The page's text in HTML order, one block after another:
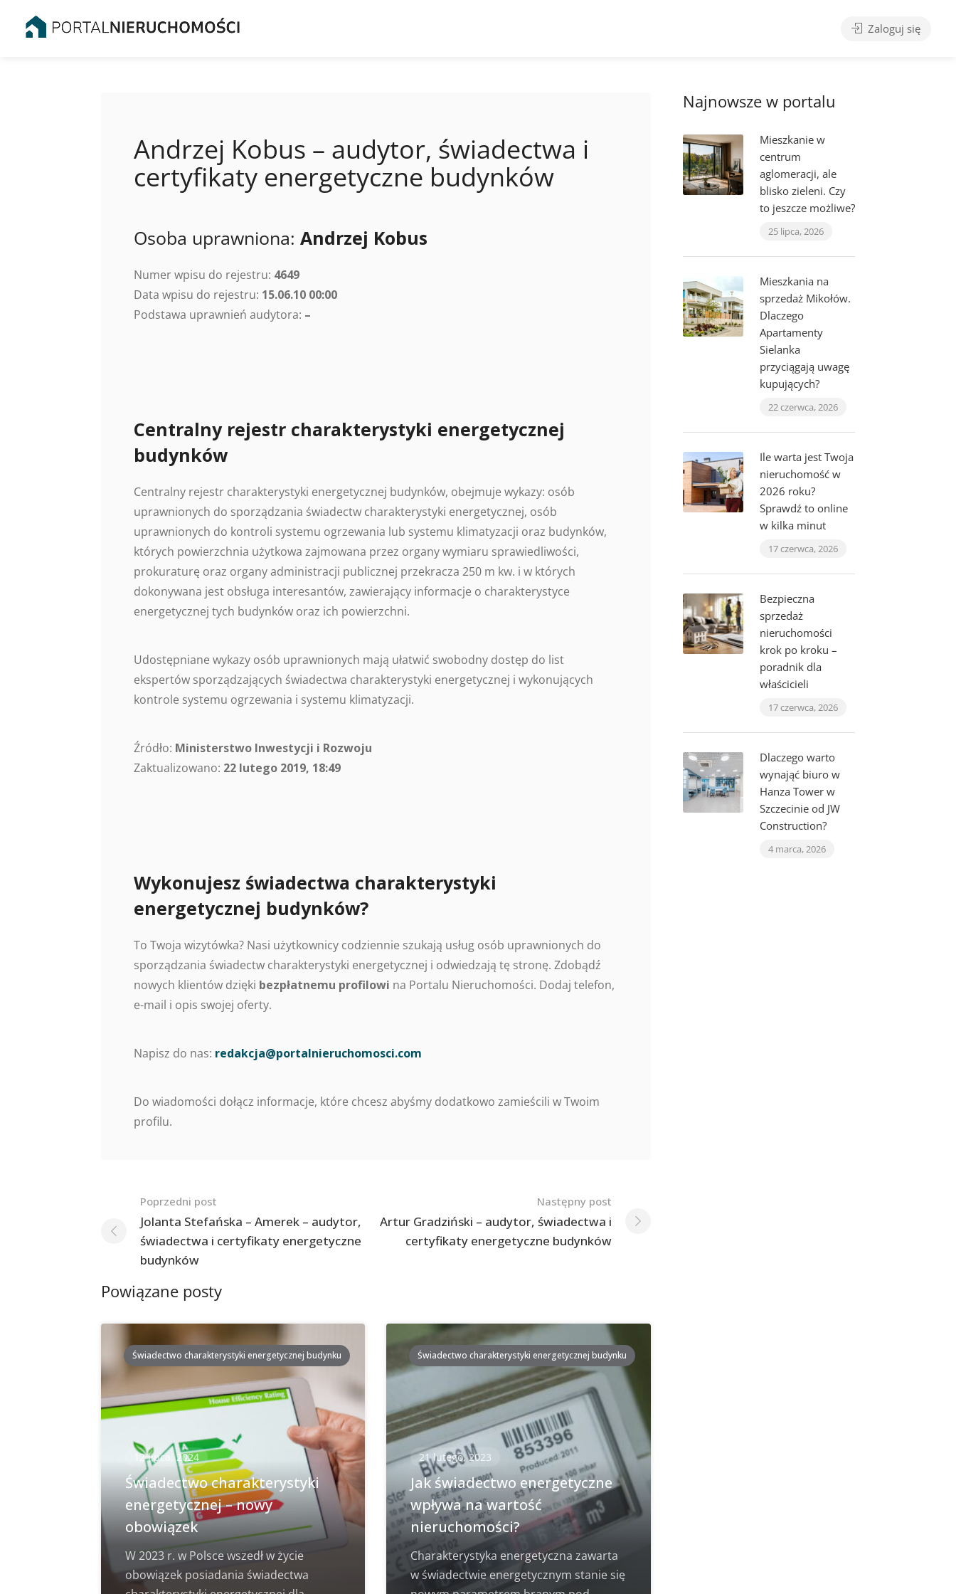
Zaloguj się
Andrzej Kobus – audytor, świadectwa i
certyfikaty energetyczne budynków
Osoba uprawniona: Andrzej Kobus
Numer wpisu do rejestru: 4649
Data wpisu do rejestru: 15.06.10 00:00
Podstawa uprawnień audytora: –
Centralny rejestr charakterystyki energetycznej
budynków
Centralny rejestr charakterystyki energetycznej budynków, obejmuje wykazy: osób
uprawnionych do sporządzania świadectw charakterystyki energetycznej, osób
uprawnionych do kontroli systemu ogrzewania lub systemu klimatyzacji oraz budynków,
których powierzchnia użytkowa zajmowana przez organy wymiaru sprawiedliwości,
prokuraturę oraz organy administracji publicznej przekracza 250 m kw. i w których
dokonywana jest obsługa interesantów, zawierający informacje o charakterystyce
energetycznej tych budynków oraz ich powierzchni.
Udostępniane wykazy osób uprawnionych mają ułatwić swobodny dostęp do list
ekspertów sporządzających świadectwa charakterystyki energetycznej i wykonujących
kontrole systemu ogrzewania i systemu klimatyzacji.
Źródło: Ministerstwo Inwestycji i Rozwoju
Zaktualizowano: 22 lutego 2019, 18:49
Wykonujesz świadectwa charakterystyki
energetycznej budynków?
To Twoja wizytówka? Nasi użytkownicy codziennie szukają usług osób uprawnionych do
sporządzania świadectw charakterystyki energetycznej i odwiedzają tę stronę. Zdobądź
nowych klientów dzięki bezpłatnemu profilowi na Portalu Nieruchomości. Dodaj telefon,
e-mail i opis swojej oferty.
Napisz do nas: redakcja@portalnieruchomosci.com
Do wiadomości dołącz informacje, które chcesz abyśmy dodatkowo zamieścili w Twoim
profilu.
Nawigacja
po
postach
Poprzedni post
Jolanta Stefańska – Amerek – audytor,
świadectwa i certyfikaty energetyczne
budynków
Następny post
Artur Gradziński – audytor, świadectwa i
certyfikaty energetyczne budynków
Powiązane posty
Świadectwo charakterystyki energetycznej budynku
12 lipca, 2024
Świadectwo charakterystyki
energetycznej – nowy
obowiązek
W 2023 r. w Polsce wszedł w życie
obowiązek posiadania świadectwa
Świadectwo charakterystyki energetycznej budynku
21 lutego, 2023
Jak świadectwo energetyczne
wpływa na wartość
nieruchomości?
Charakterystyka energetyczna zawarta
w świadectwie energetycznym stanie się
Najnowsze w portalu
Mieszkanie w
centrum
aglomeracji, ale
blisko zieleni. Czy
to jeszcze możliwe?
25 lipca, 2026
Mieszkania na
sprzedaż Mikołów.
Dlaczego
Apartamenty
Sielanka
przyciągają uwagę
kupujących?
22 czerwca, 2026
Ile warta jest Twoja
nieruchomość w
2026 roku?
Sprawdź to online
w kilka minut
17 czerwca, 2026
Bezpieczna
sprzedaż
nieruchomości
krok po kroku –
poradnik dla
właścicieli
17 czerwca, 2026
Dlaczego warto
wynająć biuro w
Hanza Tower w
Szczecinie od JW
Construction?
4 marca, 2026